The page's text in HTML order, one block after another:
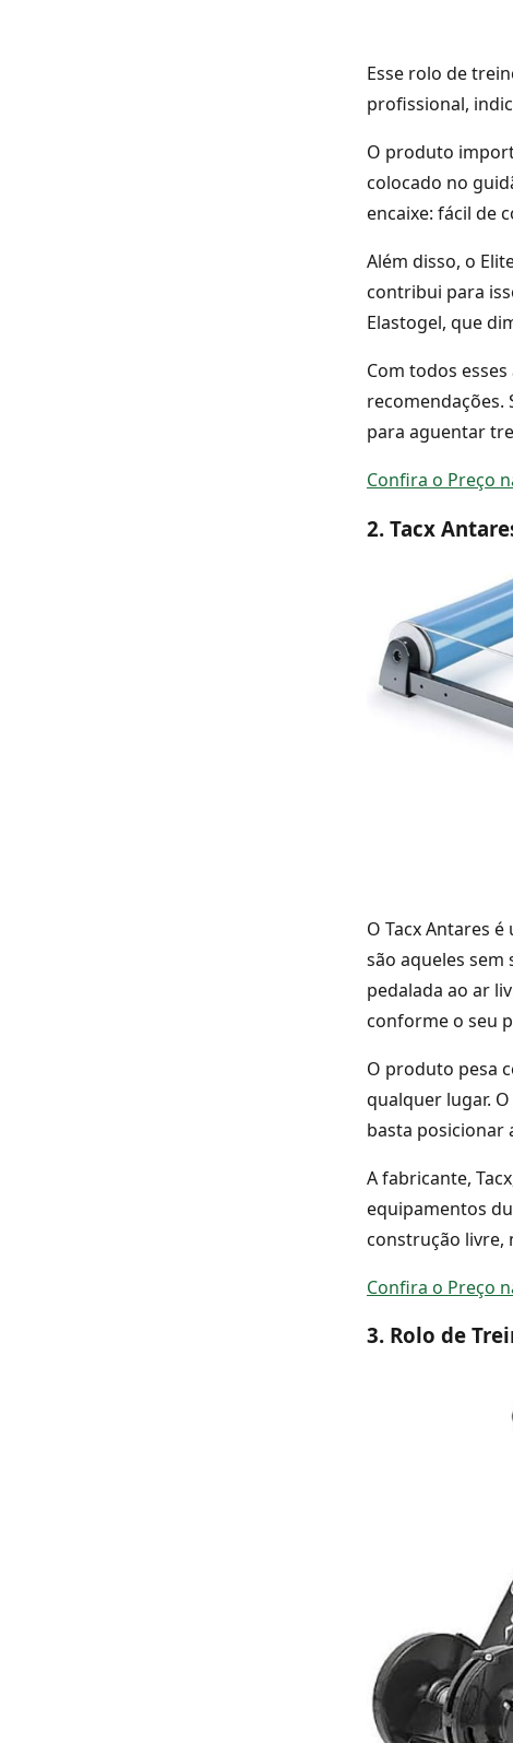
Esse rolo de
profissional,
O produto
colocado no
encaixe: fácil de
Além disso, o
contribui para
Elastogel, que
Com todos
recomendações.
para aguentar
Confira o Preço
2. Tacx
O Tacx Antares
são aqueles
pedalada ao ar
conforme o seu
O produto pesa
qualquer lugar.
basta posicionar
A fabricante,
equipamentos
construção livre,
Confira o Preço
3. Rolo de